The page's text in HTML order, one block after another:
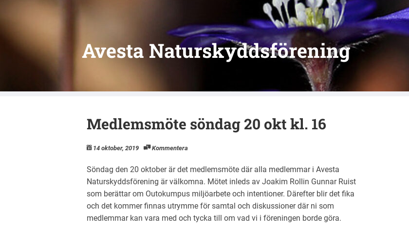
Avesta Naturskyddsförening
Medlemsmöte söndag 20 okt kl. 16
14 oktober, 2019 Kommentera
Söndag den 20 oktober är det medlemsmöte där alla medlemmar i Avesta
Naturskyddsförening är välkomna. Mötet inleds av Joakim Rollin Gunnar Ruist
som berättar om Outokumpus miljöarbete och intentioner. Därefter blir det fika
och det kommer finnas utrymme för samtal och diskussioner där ni som
medlemmar kan vara med och tycka till om vad vi i föreningen borde göra.